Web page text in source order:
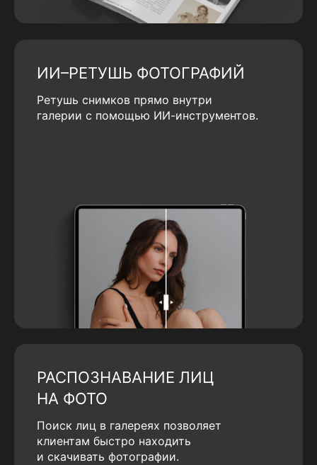
ИИ–РЕТУШЬ ФОТОГРАФИЙ
Ретушь снимков прямо внутри
галерии с помощью ИИ-инструментов.
РАСПОЗНАВАНИЕ ЛИЦ
НА ФОТО
Поиск лиц в галереях позволяет
клиентам быстро находить
и скачивать фотографии.